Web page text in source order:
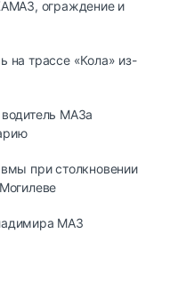
ограждение и
на трассе «Кола» из-
МАЗа
при столкновении
МАЗ